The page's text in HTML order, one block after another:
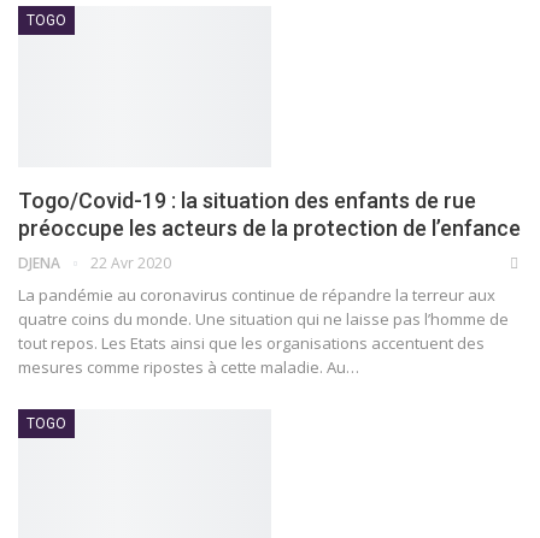
TOGO
Togo/Covid-19 : la situation des enfants de rue
préoccupe les acteurs de la protection de l’enfance
DJENA 22 Avr 2020
La pandémie au coronavirus continue de répandre la terreur aux
quatre coins du monde. Une situation qui ne laisse pas l’homme de
tout repos. Les Etats ainsi que les organisations accentuent des
mesures comme ripostes à cette maladie. Au…
TOGO